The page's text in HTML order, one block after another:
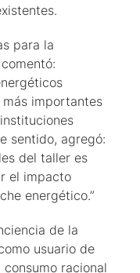
para la
importantes
sentido, agregó:
del taller es
el impacto
energético.”
de la
usuario de
racional